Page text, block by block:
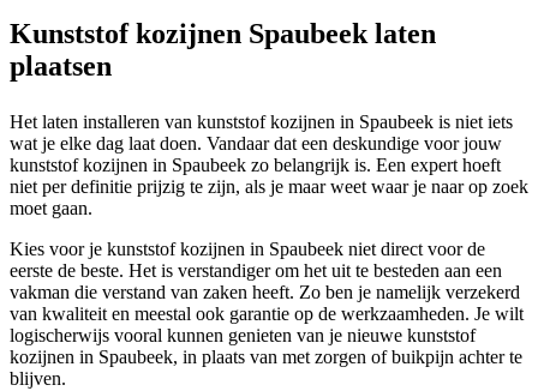
Kunststof kozijnen Spaubeek laten
plaatsen
Het laten installeren van kunststof kozijnen in Spaubeek is niet iets
wat je elke dag laat doen. Vandaar dat een deskundige voor jouw
kunststof kozijnen in Spaubeek zo belangrijk is. Een expert hoeft
niet per definitie prijzig te zijn, als je maar weet waar je naar op zoek
moet gaan.
Kies voor je kunststof kozijnen in Spaubeek niet direct voor de
eerste de beste. Het is verstandiger om het uit te besteden aan een
vakman die verstand van zaken heeft. Zo ben je namelijk verzekerd
van kwaliteit en meestal ook garantie op de werkzaamheden. Je wilt
logischerwijs vooral kunnen genieten van je nieuwe kunststof
kozijnen in Spaubeek, in plaats van met zorgen of buikpijn achter te
blijven.